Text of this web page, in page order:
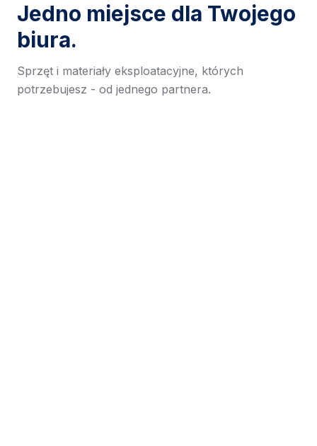
Jedno miejsce dla Twojego
biura.
Sprzęt i materiały eksploatacyjne, których
potrzebujesz - od jednego partnera.